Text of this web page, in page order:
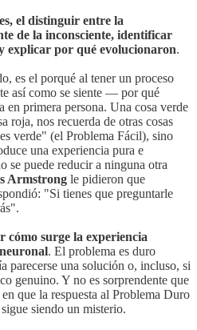
el distinguir entre la
de la inconsciente, identificar
explicar por qué evolucionaron.
es el porqué al tener un proceso
así como se siente — por qué
en primera persona. Una cosa verde
roja, nos recuerda de otras cosas
verde" (el Problema Fácil), sino
una experiencia pura e
se puede reducir a ninguna otra
Armstrong le pidieron que
"Si tienes que preguntarle
cómo surge la experiencia
. El problema es duro
parecerse una solución o, incluso, si
genuino. Y no es sorprendente que
que la respuesta al Problema Duro
siendo un misterio.